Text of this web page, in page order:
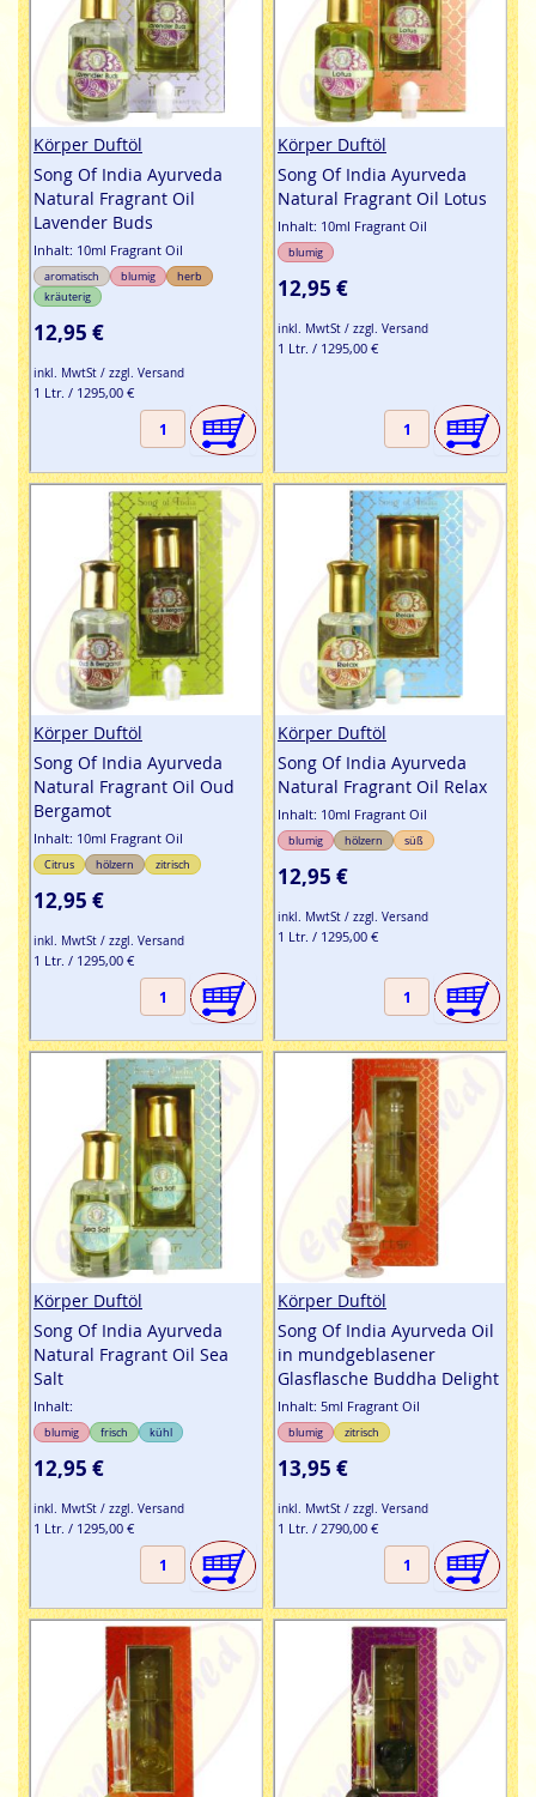
Körper Duftöl
Song Of India Ayurveda
Natural Fragrant Oil
Lavender Buds
Inhalt: 10ml Fragrant Oil
aromatisch blumig
herb
kräuterig
12,95 €
inkl. MwtSt / zzgl. Versand
1 Ltr. / 1295,00 €
Körper Duftöl
Song Of India Ayurveda
Natural Fragrant Oil Lotus
Inhalt: 10ml Fragrant Oil
blumig
12,95 €
inkl. MwtSt / zzgl. Versand
1 Ltr. / 1295,00 €
Körper Duftöl
Song Of India Ayurveda
Natural Fragrant Oil Oud
Bergamot
Inhalt: 10ml Fragrant Oil
Citrus hölzern zitrisch
12,95 €
inkl. MwtSt / zzgl. Versand
1 Ltr. / 1295,00 €
Körper Duftöl
Song Of India Ayurveda
Natural Fragrant Oil Relax
Inhalt: 10ml Fragrant Oil
blumig hölzern süß
12,95 €
inkl. MwtSt / zzgl. Versand
1 Ltr. / 1295,00 €
Körper Duftöl
Song Of India Ayurveda
Natural Fragrant Oil Sea
Salt
Inhalt:
blumig frisch kühl
12,95 €
inkl. MwtSt / zzgl. Versand
1 Ltr. / 1295,00 €
Körper Duftöl
Song Of India Ayurveda Oil
in mundgeblasener
Glasflasche Buddha Delight
Inhalt: 5ml Fragrant Oil
blumig zitrisch
13,95 €
inkl. MwtSt / zzgl. Versand
1 Ltr. / 2790,00 €